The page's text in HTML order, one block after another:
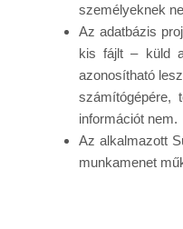
személyeknek
Az adatbázis
kis fájlt – küld a
azonosítható
számítógépére,
információt nem.
Az alkalmazott
munkamenet